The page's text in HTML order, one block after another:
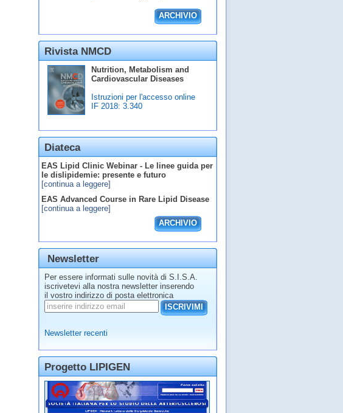
ARCHIVIO
Rivista NMCD
Nutrition, Metabolism and
Cardiovascular Diseases
Istruzioni per l'accesso online
IF 2018: 3.340
Diateca
EAS Lipid Clinic Webinar - Le linee guida per
le dislipidemie: presente e futuro
[continua a leggere]
EAS Advanced Course in Rare Lipid Disease
[continua a leggere]
ARCHIVIO
Newsletter
Per essere informati sulle novità di S.I.S.A.
iscrivetevi alla nostra newsletter inserendo
il vostro indirizzo di posta elettronica
ISCRIVIMI
Newsletter recenti
Progetto LIPIGEN